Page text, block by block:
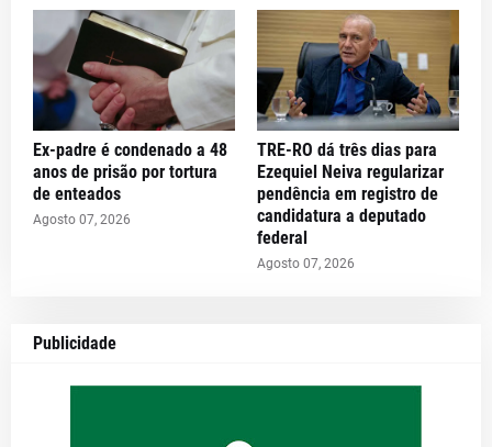
Ex-padre é condenado a 48
anos de prisão por tortura
de enteados
Agosto 07, 2026
TRE-RO dá três dias para
Ezequiel Neiva regularizar
pendência em registro de
candidatura a deputado
federal
Agosto 07, 2026
Publicidade